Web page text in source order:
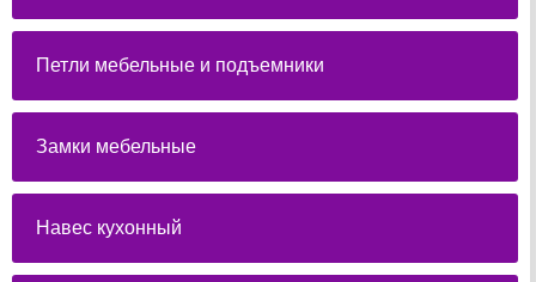
Петли мебельные и подъемники
Замки мебельные
Навес кухонный